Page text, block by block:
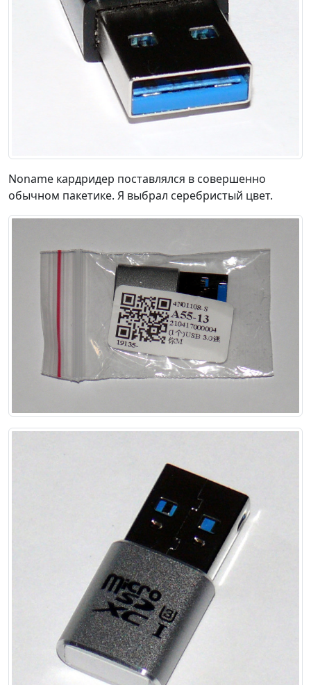
Noname кардридер поставлялся в совершенно
обычном пакетике. Я выбрал серебристый цвет.